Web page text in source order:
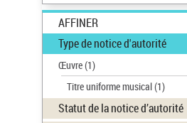
AFFINER
Type de notice d'autorité
Œuvre(1)
Titre uniforme musical(1)
Statut de la notice d’autorité